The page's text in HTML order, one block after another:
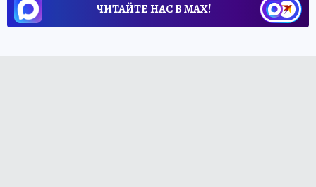
ЧИТАЙТЕ НАС В МАХ!